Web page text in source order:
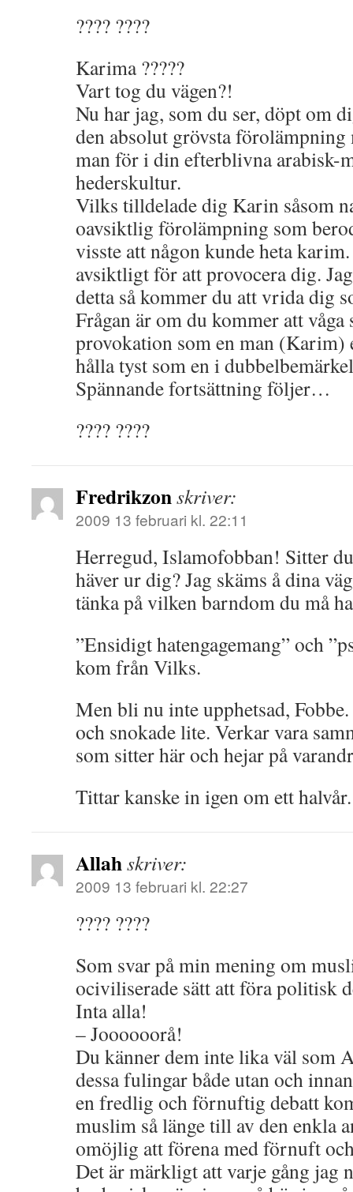
???? ????
Karima ?????
Vart tog du vägen?!
Nu har jag, som du ser, döpt om
den absolut grövsta förolämpning
man för i din efterblivna arabisk-
hederskultur.
Vilks tilldelade dig Karin såsom
oavsiktlig förolämpning som
visste att någon kunde heta
avsiktligt för att provocera dig.
detta så kommer du att vrida dig
Frågan är om du kommer att våga
provokation som en man (Karim)
hålla tyst som en i
Spännande fortsättning följer…
???? ????
Fredrikzonskriver:
2009 13 februari kl. 22:11
Herregud, Islamofobban! Sitter
häver ur dig? Jag skäms å dina
tänka på vilken barndom du må
”Ensidigt hatengagemang” och
kom från Vilks.
Men bli nu inte upphetsad,
och snokade lite. Verkar vara
som sitter här och hejar på
Tittar kanske in igen om ett
Allahskriver:
2009 13 februari kl. 22:27
???? ????
Som svar på min mening om
ociviliserade sätt att föra politisk
Inta alla!
– Joooooorå!
Du känner dem inte lika väl som
dessa fulingar både utan och
en fredlig och förnuftig debatt
muslim så länge till av den enkla
omöjlig att förena med förnuft
Det är märkligt att varje gång jag